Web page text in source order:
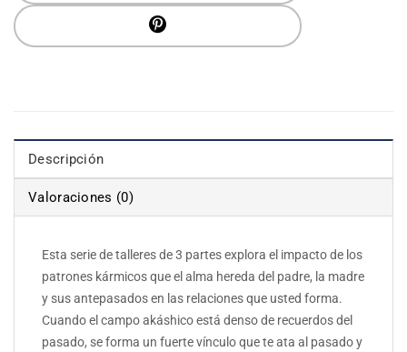
Descripción
Valoraciones (0)
Esta serie de talleres de 3 partes explora el impacto de los
patrones kármicos que el alma hereda del padre, la madre
y sus antepasados en las relaciones que usted forma.
Cuando el campo akáshico está denso de recuerdos del
pasado, se forma un fuerte vínculo que te ata al pasado y